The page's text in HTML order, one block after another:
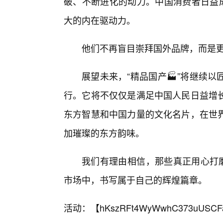
大的内在驱动力。
他们不再盲目崇拜国外品牌，而是
展望未来，“精品国产🏭”将继续
行。它将不仅仅是满足中国人民日益
东方智慧和中国力量的文化名片，在
加璀璨的东方韵味。
我们有理由相信，那些真正用心打
市场中，书写属于自己的辉煌篇章。
活动：【